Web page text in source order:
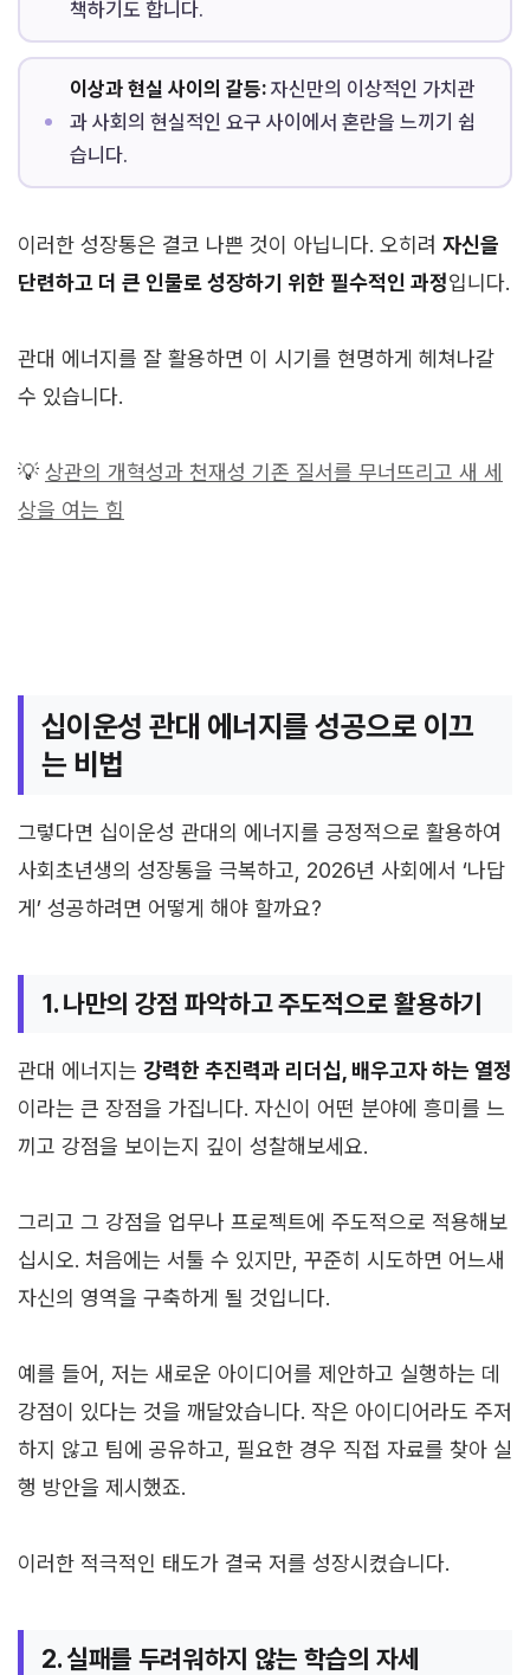
책하기도 합니다.
이상과 현실 사이의 갈등:자신만의 이상적인 가치관
과 사회의 현실적인 요구 사이에서 혼란을 느끼기 쉽
습니다.
이러한 성장통은 결코 나쁜 것이 아닙니다. 오히려 자신을
단련하고 더 큰 인물로 성장하기 위한 필수적인 과정입니다.
관대 에너지를 잘 활용하면 이 시기를 현명하게 헤쳐나갈
수 있습니다.
💡 상관의 개혁성과 천재성 기존 질서를 무너뜨리고 새 세
상을 여는 힘
십이운성 관대 에너지를 성공으로 이끄
는 비법
그렇다면 십이운성 관대의 에너지를 긍정적으로 활용하여
사회초년생의 성장통을 극복하고, 2026년 사회에서 ‘나답
게’ 성공하려면 어떻게 해야 할까요?
1. 나만의 강점 파악하고 주도적으로 활용하기
관대 에너지는 강력한 추진력과 리더십, 배우고자 하는 열정
이라는 큰 장점을 가집니다. 자신이 어떤 분야에 흥미를 느
끼고 강점을 보이는지 깊이 성찰해보세요.
그리고 그 강점을 업무나 프로젝트에 주도적으로 적용해보
십시오. 처음에는 서툴 수 있지만, 꾸준히 시도하면 어느새
자신의 영역을 구축하게 될 것입니다.
예를 들어, 저는 새로운 아이디어를 제안하고 실행하는 데
강점이 있다는 것을 깨달았습니다. 작은 아이디어라도 주저
하지 않고 팀에 공유하고, 필요한 경우 직접 자료를 찾아 실
행 방안을 제시했죠.
이러한 적극적인 태도가 결국 저를 성장시켰습니다.
2. 실패를 두려워하지 않는 학습의 자세